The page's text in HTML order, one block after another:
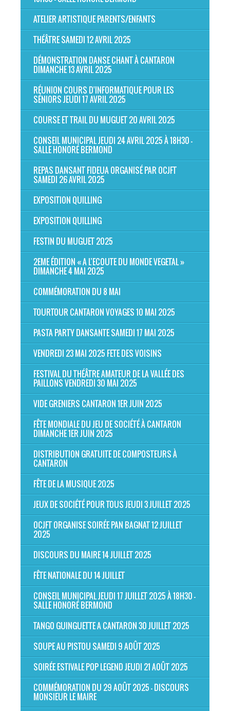
ATELIER ARTISTIQUE PARENTS/ENFANTS
THÉÂTRE SAMEDI 12 AVRIL 2025
DÉMONSTRATION DANSE CHANT À CANTARON
DIMANCHE 13 AVRIL 2025
RÉUNION COURS D'INFORMATIQUE POUR LES
SÉNIORS JEUDI 17 AVRIL 2025
COURSE ET TRAIL DU MUGUET 20 AVRIL 2025
CONSEIL MUNICIPAL JEUDI 24 AVRIL 2025 À 18H30 -
SALLE HONORÉ BERMOND
REPAS DANSANT FIDEUA ORGANISÉ PAR OCJFT
SAMEDI 26 AVRIL 2025
EXPOSITION QUILLING
EXPOSITION QUILLING
FESTIN DU MUGUET 2025
2EME ÉDITION « A L’ECOUTE DU MONDE VEGETAL »
DIMANCHE 4 MAI 2025
COMMÉMORATION DU 8 MAI
TOURTOUR CANTARON VOYAGES 10 MAI 2025
PASTA PARTY DANSANTE SAMEDI 17 MAI 2025
VENDREDI 23 MAI 2025 FETE DES VOISINS
FESTIVAL DU THÉÂTRE AMATEUR DE LA VALLÉE DES
PAILLONS VENDREDI 30 MAI 2025
VIDE GRENIERS CANTARON 1ER JUIN 2025
FÊTE MONDIALE DU JEU DE SOCIÉTÉ À CANTARON
DIMANCHE 1ER JUIN 2025
DISTRIBUTION GRATUITE DE COMPOSTEURS À
CANTARON
FÊTE DE LA MUSIQUE 2025
JEUX DE SOCIÉTÉ POUR TOUS JEUDI 3 JUILLET 2025
OCJFT ORGANISE SOIRÉE PAN BAGNAT 12 JUILLET
2025
DISCOURS DU MAIRE 14 JUILLET 2025
FÊTE NATIONALE DU 14 JUILLET
CONSEIL MUNICIPAL JEUDI 17 JUILLET 2025 À 18H30 -
SALLE HONORÉ BERMOND
TANGO GUINGUETTE A CANTARON 30 JUILLET 2025
SOUPE AU PISTOU SAMEDI 9 AOÛT 2025
SOIRÉE ESTIVALE POP LEGEND JEUDI 21 AOÛT 2025
COMMÉMORATION DU 29 AOÛT 2025 - DISCOURS
MONSIEUR LE MAIRE